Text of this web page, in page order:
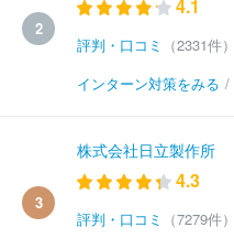
2
4.1
評判・口コミ
（2331件）
インターン対策をみる /
3
株式会社日立製作所
4.3
評判・口コミ
（7279件）